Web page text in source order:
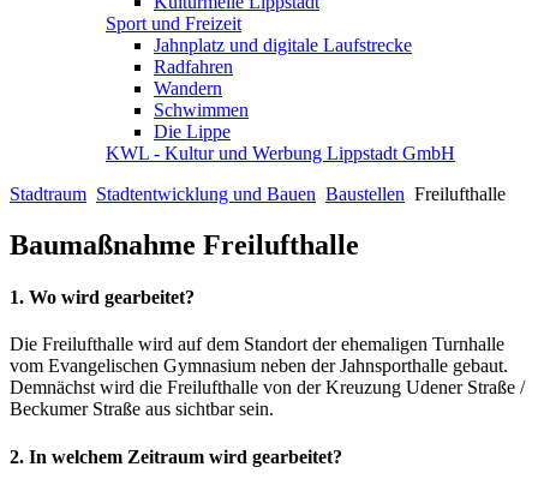
Sport und Freizeit
Jahnplatz und digitale Laufstrecke
Radfahren
Wandern
Schwimmen
Die Lippe
KWL - Kultur und Werbung Lippstadt GmbH
Stadtraum Stadtentwicklung und Bauen Baustellen Freilufthalle
Baumaßnahme Freilufthalle
1. Wo wird gearbeitet?
Die Freilufthalle wird auf dem Standort der ehemaligen Turnhalle
vom Evangelischen Gymnasium neben der Jahnsporthalle gebaut.
Demnächst wird die Freilufthalle von der Kreuzung Udener Straße /
Beckumer Straße aus sichtbar sein.
2. In welchem Zeitraum wird gearbeitet?